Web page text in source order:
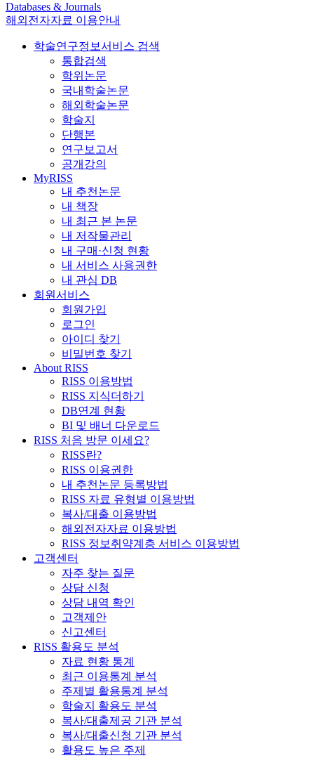
Databases & Journals
해외전자자료 이용안내
학술연구정보서비스 검색
통합검색
학위논문
국내학술논문
해외학술논문
학술지
단행본
연구보고서
공개강의
MyRISS
내 추천논문
내 책장
내 최근 본 논문
내 저작물관리
내 구매·신청 현황
내 서비스 사용권한
내 관심 DB
회원서비스
회원가입
로그인
아이디 찾기
비밀번호 찾기
About RISS
RISS 이용방법
RISS 지식더하기
DB연계 현황
BI 및 배너 다운로드
RISS 처음 방문 이세요?
RISS란?
RISS 이용권한
내 추천논문 등록방법
RISS 자료 유형별 이용방법
복사/대출 이용방법
해외전자자료 이용방법
RISS 정보취약계층 서비스 이용방법
고객센터
자주 찾는 질문
상담 신청
상담 내역 확인
고객제안
신고센터
RISS 활용도 분석
자료 현황 통계
최근 이용통계 분석
주제별 활용통계 분석
학술지 활용도 분석
복사/대출제공 기관 분석
복사/대출신청 기관 분석
활용도 높은 주제